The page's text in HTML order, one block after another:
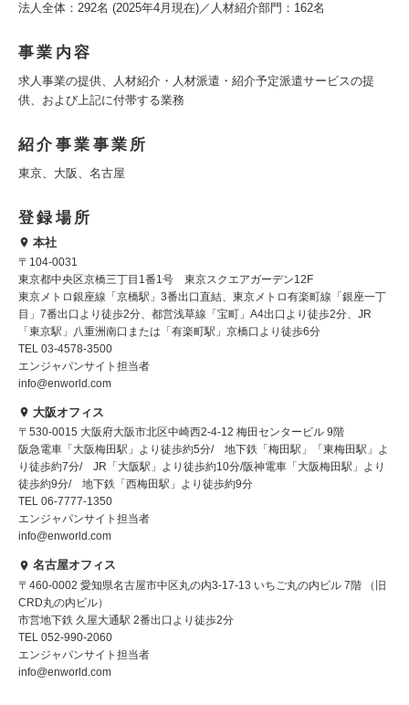
法人全体：292名 (2025年4月現在)／人材紹介部門：162名
事業内容
求人事業の提供、人材紹介・人材派遣・紹介予定派遣サービスの提
供、および上記に付帯する業務
紹介事業事業所
東京、大阪、名古屋
登録場所
本社
〒104-0031
東京都中央区京橋三丁目1番1号 東京スクエアガーデン12F
東京メトロ銀座線「京橋駅」3番出口直結、東京メトロ有楽町線「銀座一丁
目」7番出口より徒歩2分、都営浅草線「宝町」A4出口より徒歩2分、JR
「東京駅」八重洲南口または「有楽町駅」京橋口より徒歩6分
TEL 03-4578-3500
エンジャパンサイト担当者
info@enworld.com
大阪オフィス
〒530-0015 大阪府大阪市北区中崎西2-4-12 梅田センタービル 9階
阪急電車「大阪梅田駅」より徒歩約5分/ 地下鉄「梅田駅」「東梅田駅」よ
り徒歩約7分/ JR「大阪駅」より徒歩約10分/阪神電車「大阪梅田駅」より
徒歩約9分/ 地下鉄「西梅田駅」より徒歩約9分
TEL 06-7777-1350
エンジャパンサイト担当者
info@enworld.com
名古屋オフィス
〒460-0002 愛知県名古屋市中区丸の内3-17-13 いちご丸の内ビル 7階 （旧
CRD丸の内ビル）
市営地下鉄 久屋大通駅 2番出口より徒歩2分
TEL 052-990-2060
エンジャパンサイト担当者
info@enworld.com